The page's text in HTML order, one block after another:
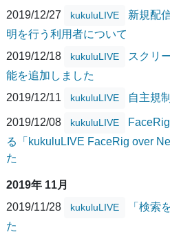
2019/12/27
kukuluLIVE
新規配
明を行う利用者について
2019/12/18
kukuluLIVE
スクリ
能を追加しました
2019/12/11
kukuluLIVE 自主規
2019/12/08 kukuluLIVE
る「kukuluLIVE FaceRig over
た
2019年 11月
2019/11/28
kukuluLIVE
「検索
た